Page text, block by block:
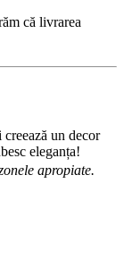
că livrarea
creează un decor
eleganța!
apropiate.